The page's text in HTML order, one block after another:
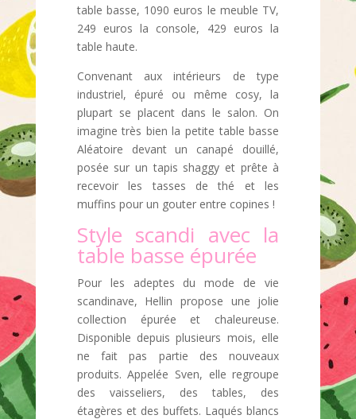
table basse, 1090 euros le meuble TV,
249 euros la console, 429 euros la
table haute.
Convenant aux intérieurs de type
industriel, épuré ou même cosy, la
plupart se placent dans le salon. On
imagine très bien la petite table basse
Aléatoire devant un canapé douillé,
posée sur un tapis shaggy et prête à
recevoir les tasses de thé et les
muffins pour un gouter entre copines !
Style scandi avec la
table basse épurée
Pour les adeptes du mode de vie
scandinave, Hellin propose une jolie
collection épurée et chaleureuse.
Disponible depuis plusieurs mois, elle
ne fait pas partie des nouveaux
produits. Appelée Sven, elle regroupe
des vaisseliers, des tables, des
étagères et des buffets. Laqués blancs